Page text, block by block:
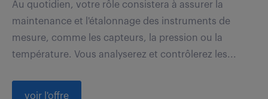
Au quotidien, votre rôle consistera à assurer la
maintenance et l'étalonnage des instruments de
mesure, comme les capteurs, la pression ou la
température. Vous analyserez et contrôlerez les...
voir l'offre